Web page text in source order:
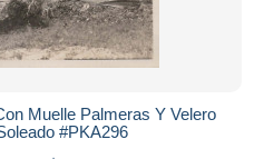
Muelle Palmeras Y Velero
#PKA296